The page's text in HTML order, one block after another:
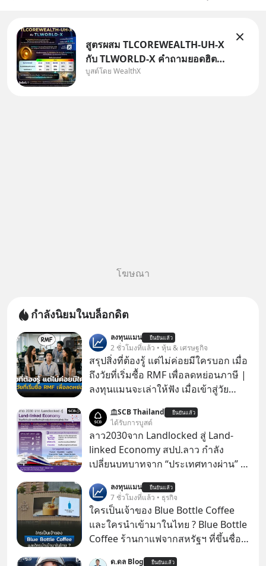
สูตรผสม TLCOREWEALTH-UH-X
กับ TLWORLD-X คำถามยอดฮิตที่
คนใช้ WealthX ถามเข้ามา
บูสต์โดย WealthX
โฆษณา
กำลังนิยมในบล็อกดิต
ลงทุนแมน ยืนยันแล้ว
2 ชั่วโมงที่แล้ว • หุ้น & เศรษฐกิจ
สรุปสิ่งที่ต้องรู้ แต่ไม่ค่อยมีใครบอก เมื่อ
ถึงวัยที่เริ่มซื้อ RMF เพื่อลดหย่อนภาษี |
ลงทุนแมนจะเล่าให้ฟัง เมื่อเข้าสู่วัย
ภาษี หลายคนมักได้รับคำแนะนำให้
ลงทุนใน RMF เพราะนอกจากจะช่วยลด
หย่อนภาษีได้แล้ว ยังเป็นโอกาสในการ
สร้างความมั่งคั่งระยะยาว แต่น้อยคน
อะไรบ้าง ควรดู ตรงไหน ทำอย่างไร ถึง
จะดีกับเรา แล้วเราควรรู้ข้อมูลอะไร
เกี่ยวกับ RMF บ้าง เพื่อให้นำไปใช้ต่อได้
จริง ๆ ลงทุนแมนจะเล่าให้ฟัง
SCB Thailand ยืนยันแล้ว
ได้รับการบูสต์
ลาว2030จาก Landlocked สู่ Land-
linked Economy สปป.ลาว กำลัง
เปลี่ยนบทบาทจาก “ประเทศทางผ่าน” สู่
ของอนุภูมิภาคลุ่มแม่น้ำโขง
ลงทุนแมน ยืนยันแล้ว
7 ชั่วโมงที่แล้ว • ธุรกิจ
ใครเป็นเจ้าของ Blue Bottle Coffee
และใครนำเข้ามาในไทย ? Blue Bottle
Coffee ร้านกาแฟจากสหรัฐฯ ที่ขึ้นชื่อ
ด.ดล Blog ยืนยันแล้ว